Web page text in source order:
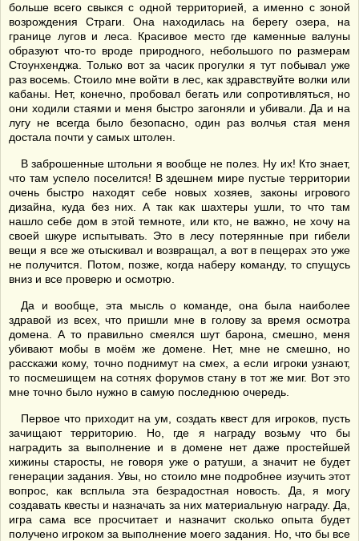
больше всего свыкся с одной территорией, а именно с зоной
возрождения Страги. Она находилась на берегу озера, на
границе лугов и леса. Красивое место где каменные валуны
образуют что-то вроде природного, небольшого по размерам
Стоунхенджа. Только вот за часик прогулки я тут побывал уже
раз восемь. Стоило мне войти в лес, как здравствуйте волки или
кабаны. Нет, конечно, пробовал бегать или сопротивляться, но
они ходили стаями и меня быстро загоняли и убивали. Да и на
лугу не всегда было безопасно, один раз волчья стая меня
достала почти у самых штолен.
В заброшенные штольни я вообще не полез. Ну их! Кто знает,
что там успело поселится! В здешнем мире пустые территории
очень быстро находят себе новых хозяев, законы игрового
дизайна, куда без них. А так как шахтеры ушли, то что там
нашло себе дом в этой темноте, или кто, не важно, не хочу на
своей шкуре испытывать. Это в лесу потерянные при гибели
вещи я все же отыскивал и возвращал, а вот в пещерах это уже
не получится. Потом, позже, когда наберу команду, то спущусь
вниз и все проверю и осмотрю.
Да и вообще, эта мысль о команде, она была наиболее
здравой из всех, что пришли мне в голову за время осмотра
домена. А то правильно смеялся шут барона, смешно, меня
убивают мобы в моём же домене. Нет, мне не смешно, но
расскажи кому, точно поднимут на смех, а если игроки узнают,
то посмешищем на сотнях форумов стану в тот же миг. Вот это
мне точно было нужно в самую последнюю очередь.
Первое что приходит на ум, создать квест для игроков, пусть
зачищают территорию. Но, где я награду возьму что бы
наградить за выполнение и в домене нет даже простейшей
хижины старосты, не говоря уже о ратуши, а значит не будет
генерации задания. Увы, но стоило мне подробнее изучить этот
вопрос, как всплыла эта безрадостная новость. Да, я могу
создавать квесты и назначать за них материальную награду. Да,
игра сама все просчитает и назначит сколько опыта будет
получено игроком за выполнение моего задания. Но, что бы все